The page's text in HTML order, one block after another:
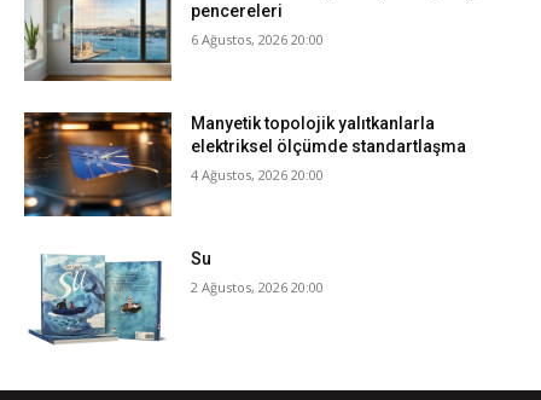
pencereleri
6 Ağustos, 2026 20:00
Manyetik topolojik yalıtkanlarla
elektriksel ölçümde standartlaşma
4 Ağustos, 2026 20:00
Su
2 Ağustos, 2026 20:00